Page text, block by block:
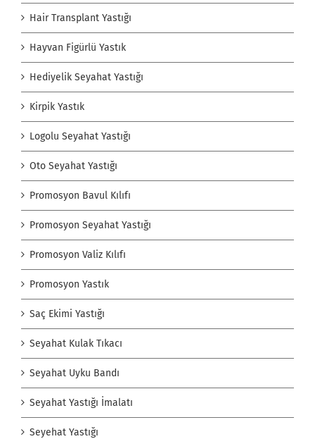
Hair Transplant Yastığı
Hayvan Figürlü Yastık
Hediyelik Seyahat Yastığı
Kirpik Yastık
Logolu Seyahat Yastığı
Oto Seyahat Yastığı
Promosyon Bavul Kılıfı
Promosyon Seyahat Yastığı
Promosyon Valiz Kılıfı
Promosyon Yastık
Saç Ekimi Yastığı
Seyahat Kulak Tıkacı
Seyahat Uyku Bandı
Seyahat Yastığı İmalatı
Seyehat Yastığı